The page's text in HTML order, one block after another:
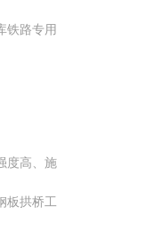
铁路专用
度高、施
板拱桥工